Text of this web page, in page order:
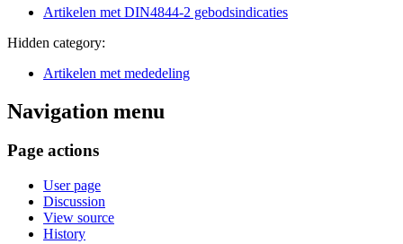
Artikelen met DIN4844-2 gebodsindicaties
Hidden category:
Artikelen met mededeling
Navigation menu
Page actions
User page
Discussion
View source
History